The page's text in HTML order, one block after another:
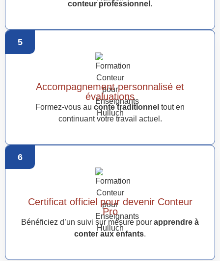
conteur professionnel .
5
Accompagnement personnalisé et
évaluations
Formez-vous au conte traditionnel tout en
continuant votre travail actuel.
6
Certificat officiel pour devenir Conteur
Pro
Bénéficiez d’un suivi sur mesure pour apprendre à
conter aux enfants.